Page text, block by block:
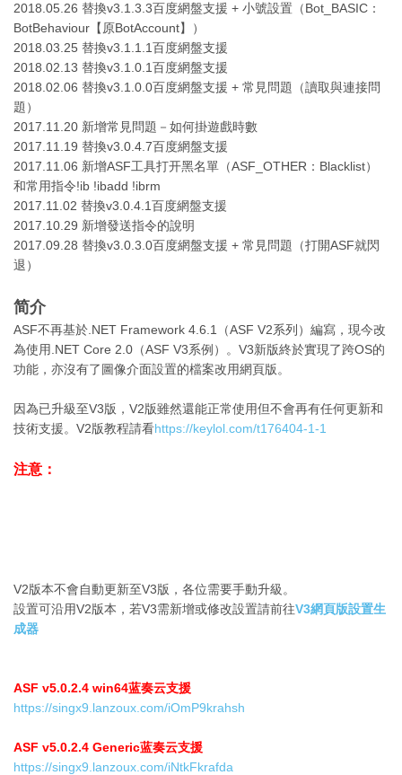
2018.05.26 替換v3.1.3.3百度網盤支援 + 小號設置（Bot_BASIC：
BotBehaviour【原BotAccount】）
2018.03.25 替換v3.1.1.1百度網盤支援
2018.02.13 替換v3.1.0.1百度網盤支援
2018.02.06 替換v3.1.0.0百度網盤支援 + 常見問題（讀取與連接問
題）
2017.11.20 新增常見問題－如何掛遊戲時數
2017.11.19 替換v3.0.4.7百度網盤支援
2017.11.06 新增ASF工具打开黑名單（ASF_OTHER：Blacklist）
和常用指令!ib !ibadd !ibrm
2017.11.02 替換v3.0.4.1百度網盤支援
2017.10.29 新增發送指令的說明
2017.09.28 替換v3.0.3.0百度網盤支援 + 常見問題（打開ASF就閃
退）
简介
ASF不再基於.NET Framework 4.6.1（ASF V2系列）編寫，現今改
為使用.NET Core 2.0（ASF V3系例）。V3新版終於實現了跨OS的
功能，亦沒有了圖像介面設置的檔案改用網頁版。
因為已升級至V3版，V2版雖然還能正常使用但不會再有任何更新和
技術支援。V2版教程請看https://keylol.com/t176404-1-1
注意：
V2版本不會自動更新至V3版，各位需要手動升級。
設置可沿用V2版本，若V3需新增或修改設置請前往V3網頁版設置生
成器
ASF v5.0.2.4 win64蓝奏云支援
https://singx9.lanzoux.com/iOmP9krahsh
ASF v5.0.2.4 Generic蓝奏云支援
https://singx9.lanzoux.com/iNtkFkrafda